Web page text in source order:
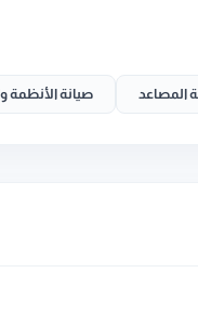
المصاعد صيانة الأنظمة